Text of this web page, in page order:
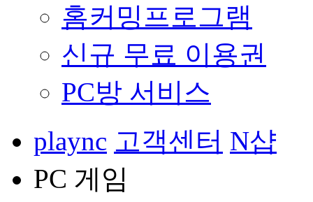
홈커밍프로그램
신규 무료 이용권
PC방 서비스
plaync 고객센터 N샵
PC 게임